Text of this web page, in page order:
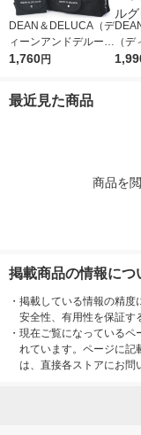
DEAN＆DELUCA（デ
ィーンアンドデルー
カ） ショッピングバ
1,760円
（
ーカ
最近見た商品
商品を
掲載商品の情報につ
・ 掲載している情報の精度
安全性、有用性を保証す
・ 現在ご覧になっているペ
れています。ページに記
は、直接各ストアにお問